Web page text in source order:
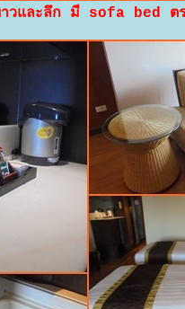
วและลึก มี sofa bed ตร